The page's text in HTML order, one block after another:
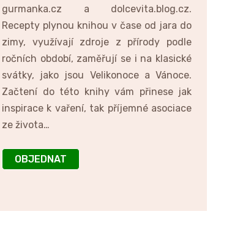
gurmanka.cz a dolcevita.blog.cz.
Recepty plynou knihou v čase od jara do
zimy, využívají zdroje z přírody podle
ročních období, zaměřují se i na klasické
svátky, jako jsou Velikonoce a Vánoce.
Začtení do této knihy vám přinese jak
inspirace k vaření, tak příjemné asociace
ze života…
OBJEDNAT